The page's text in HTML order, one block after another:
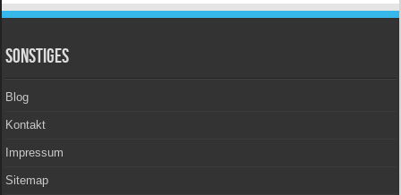
Sonstiges
Blog
Kontakt
Impressum
Sitemap